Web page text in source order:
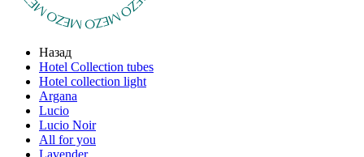
Назад
Hotel Collection tubes
Hotel collection light
Argana
Lucio
Lucio Noir
All for you
Lavender